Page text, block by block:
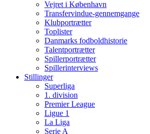
Vejret i København
Transfervindue-gennemgange
Klubportrætter
Toplister
Danmarks fodboldhistorie
Talentportrætter
Spillerportrætter
Spillerinterviews
Stillinger
Superliga
1. division
Premier League
Ligue 1
La Liga
Serie A